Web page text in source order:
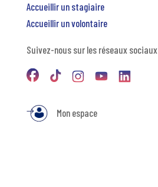
Accueillir un stagiaire
Accueillir un volontaire
Suivez-nous sur les réseaux sociaux
Mon espace